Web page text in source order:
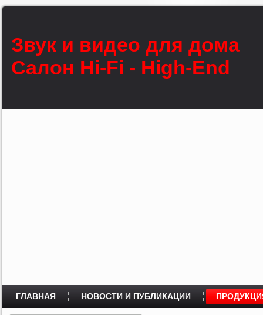
Звук и видео для дома
Салон Hi-Fi - High-End
ГЛАВНАЯ НОВОСТИ И ПУБЛИКАЦИИ